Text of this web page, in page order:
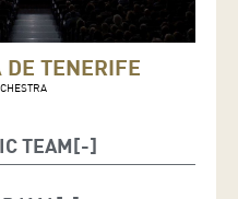
TENERIFE
TEAM